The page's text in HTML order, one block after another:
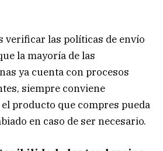
verificar las políticas de envío
la mayoría de las
ya cuenta con procesos
siempre conviene
producto que compres pueda
en caso de ser necesario.